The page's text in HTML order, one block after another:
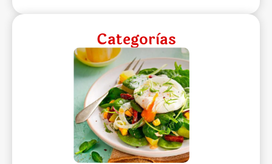
Categorìas